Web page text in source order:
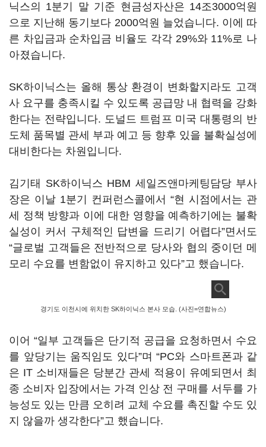
닉스의 1분기 말 기준 현금성자산은 14조3000억원
으로 지난해 동기보다 2000억원 늘었습니다. 이에 따
른 차입금과 순차입금 비율도 각각 29%와 11%로 나
아졌습니다.
SK하이닉스는 올해 통상 환경이 변화할지라도 고객
사 요구를 충족시킬 수 있도록 공급망 내 협력을 강화
한다는 전략입니다. 도널드 트럼프 미국 대통령의 반
도체 품목별 관세 부과 예고 등 향후 있을 불확실성에
대비한다는 차원입니다.
김기태 SK하이닉스 HBM 세일즈앤마케팅담당 부사
장은 이날 1분기 컨퍼런스콜에서 “현 시점에서는 관
세 정책 방향과 이에 대한 영향을 예측하기에는 불확
실성이 커서 구체적인 답변을 드리기 어렵다”면서도
“글로벌 고객들은 전반적으로 당사와 협의 중이던 메
모리 수요를 변함없이 유지하고 있다”고 했습니다.
경기도 이천시에 위치한 SK하이닉스 본사 모습. (사진=연합뉴스)
이어 “일부 고객들은 단기적 공급을 요청하면서 수요
를 앞당기는 움직임도 있다”며 “PC와 스마트폰과 같
은 IT 소비재들은 당분간 관세 적용이 유예되면서 최
종 소비자 입장에서는 가격 인상 전 구매를 서두를 가
능성도 있는 만큼 오히려 교체 수요를 촉진할 수도 있
지 않을까 생각한다”고 했습니다.